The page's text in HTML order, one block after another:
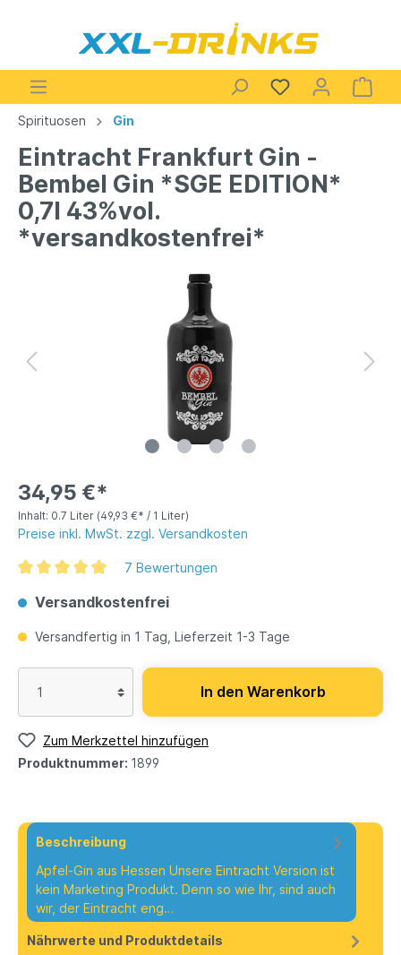
Spirituosen Gin
Eintracht Frankfurt Gin -
Bembel Gin *SGE EDITION*
0,7l 43%vol.
*versandkostenfrei*
34,95 €*
Inhalt: 0.7 Liter (49,93 €* / 1 Liter)
Preise inkl. MwSt. zzgl. Versandkosten
7 Bewertungen
Versandkostenfrei
Versandfertig in 1 Tag, Lieferzeit 1-3 Tage
In den Warenkorb
Zum Merkzettel hinzufügen
Produktnummer: 1899
Beschreibung
Apfel-Gin aus Hessen Unsere Eintracht Version ist
kein Marketing Produkt. Denn so wie Ihr, sind auch
wir, der Eintracht eng…
Nährwerte und Produktdetails